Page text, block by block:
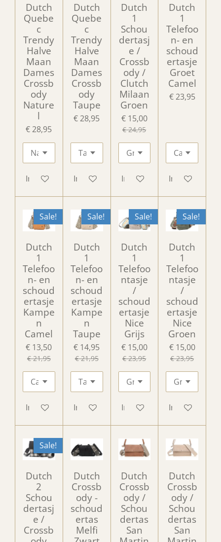
Dutch
Quebe
c
Trendy
Halve
Maan
Dames
Crossb
ody
Nature
l
€ 28,95
In winkelwagen
Dutch
Quebe
c
Trendy
Halve
Maan
Dames
Crossb
ody
Taupe
€ 28,95
In winkelwagen
Dutch
1
Schou
dertasj
e /
Crossb
ody /
Clutch
Milaan
Groen
€ 15,00
€ 24,95
In winkelwagen
Dutch
1
Telefoo
n- en
schoud
ertasje
Groet
Camel
€ 23,95
In
Sale!
Dutch
1
Telefoo
n- en
schoud
ertasje
Kampe
n
Camel
€ 13,50
€ 21,95
In winkelwagen
Sale!
Dutch
1
Telefoo
n- en
schoud
ertasje
Kampe
n
Taupe
€ 14,95
€ 21,95
In winkelwagen
Sale!
Dutch
1
Telefoo
ntasje
/
schoud
ertasje
Nice
Grijs
€ 15,00
€ 23,95
In winkelwagen
Sale!
Dutch
1
Telefoo
ntasje
/
schoud
ertasje
Nice
Groen
€ 15,00
€ 23,95
In
Sale!
Dutch
2
Schou
dertasj
e /
Crossb
Dutch
Crossb
ody -
schoud
ertas
Melfi
Dutch
Crossb
ody /
Schou
dertas
San
Dutch
Crossb
ody /
Schou
dertas
San